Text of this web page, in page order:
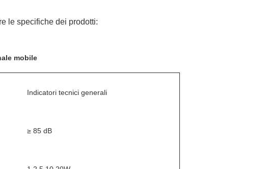
le specifiche dei prodotti:
mobile
Indicatori tecnici generali
≥ 85 dB